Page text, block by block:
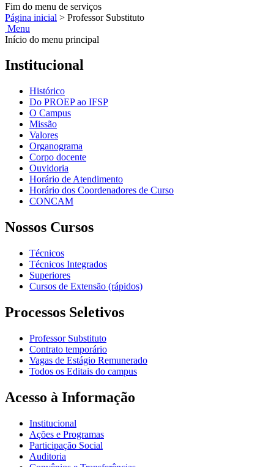
Fim do menu de serviços
Página inicial > Professor Substituto
Menu
Início do menu principal
Institucional
Histórico
Do PROEP ao IFSP
O Campus
Missão
Valores
Organograma
Corpo docente
Ouvidoria
Horário de Atendimento
Horário dos Coordenadores de Curso
CONCAM
Nossos Cursos
Técnicos
Técnicos Integrados
Superiores
Cursos de Extensão (rápidos)
Processos Seletivos
Professor Substituto
Contrato temporário
Vagas de Estágio Remunerado
Todos os Editais do campus
Acesso à Informação
Institucional
Ações e Programas
Participação Social
Auditoria